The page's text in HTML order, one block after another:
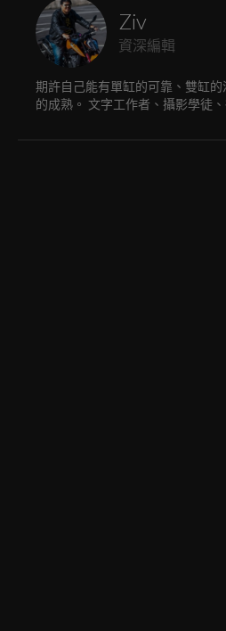
Ziv
資深編輯
期許自己能有單缸的可靠、雙缸
的成熟。 文字工作者、攝影學徒